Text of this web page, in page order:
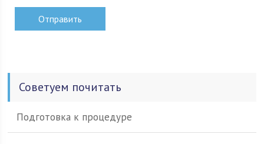
Советуем почитать
Подготовка к процедуре